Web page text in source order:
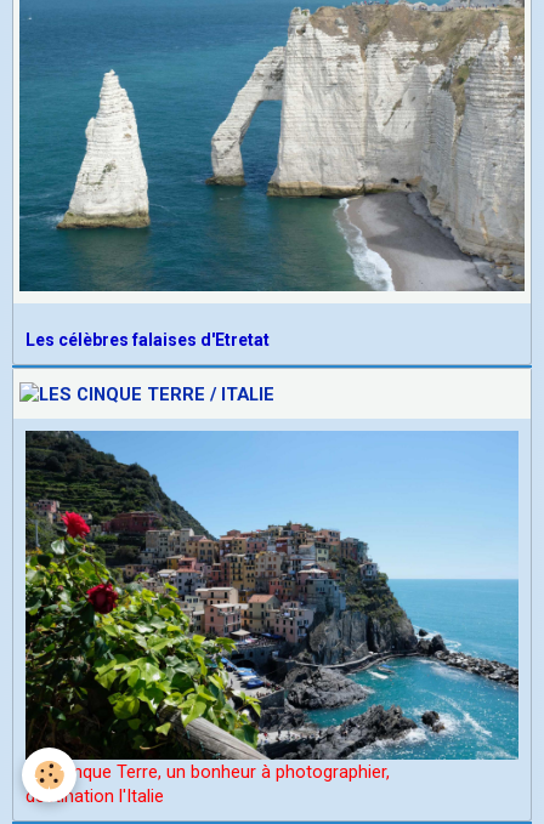
Les célèbres falaises d'Etretat
Les Cinque Terre, un bonheur à photographier,
destination l'Italie